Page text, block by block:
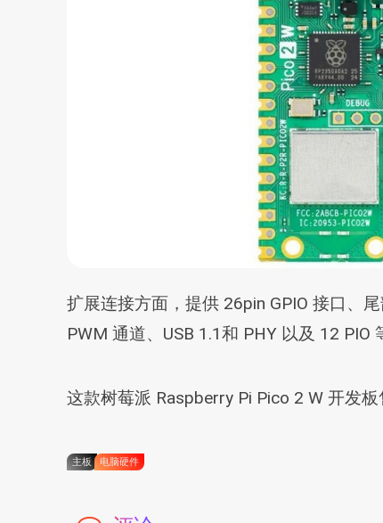
扩展连接方面，提供 26pin GPIO 接口、
PWM 通道、USB 1.1和 PHY 以及 12 PIO
这款树莓派 Raspberry Pi Pico 2 W 开发
主板 电脑硬件